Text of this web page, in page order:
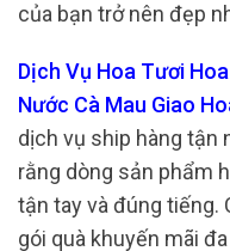
của bạn trở nên đẹp
Dịch Vụ Hoa Tươi
Nước Cà Mau Giao
dịch vụ ship hàng tận
rằng dòng sản phẩm
tận tay và đúng tiếng.
gói quà khuyến mãi